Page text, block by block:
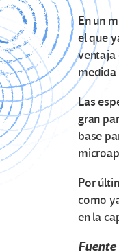
En un
el que
ventaja
medida
Las
gran
base
Por
como
en la